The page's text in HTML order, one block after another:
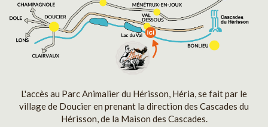
L'accès au Parc Animalier du Hérisson, Héria, se fait par le
village de Doucier en prenant la direction des Cascades du
Hérisson, de la Maison des Cascades.